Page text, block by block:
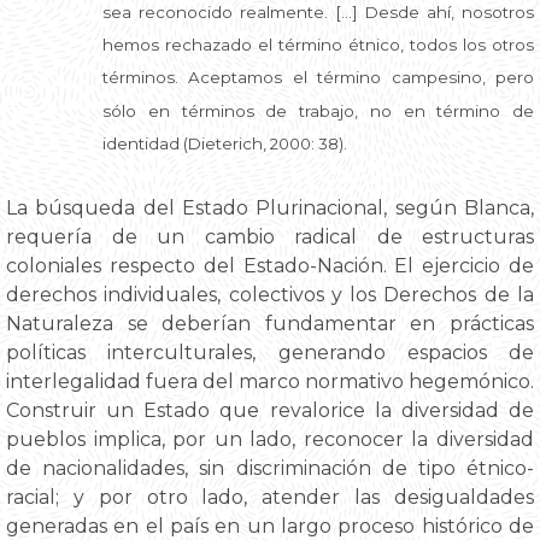
sea reconocido realmente. […] Desde ahí, nosotros
hemos rechazado el término étnico, todos los otros
términos. Aceptamos el término campesino, pero
sólo en términos de trabajo, no en término de
identidad (Dieterich, 2000: 38).
La búsqueda del Estado Plurinacional, según Blanca,
requería de un cambio radical de estructuras
coloniales respecto del Estado-Nación. El ejercicio de
derechos individuales, colectivos y los Derechos de la
Naturaleza se deberían fundamentar en prácticas
políticas interculturales, generando espacios de
interlegalidad fuera del marco normativo hegemónico.
Construir un Estado que revalorice la diversidad de
pueblos implica, por un lado, reconocer la diversidad
de nacionalidades, sin discriminación de tipo étnico-
racial; y por otro lado, atender las desigualdades
generadas en el país en un largo proceso histórico de